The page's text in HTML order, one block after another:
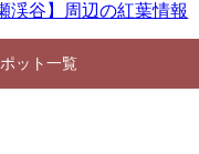
渓谷】周辺の紅葉情報
ット一覧